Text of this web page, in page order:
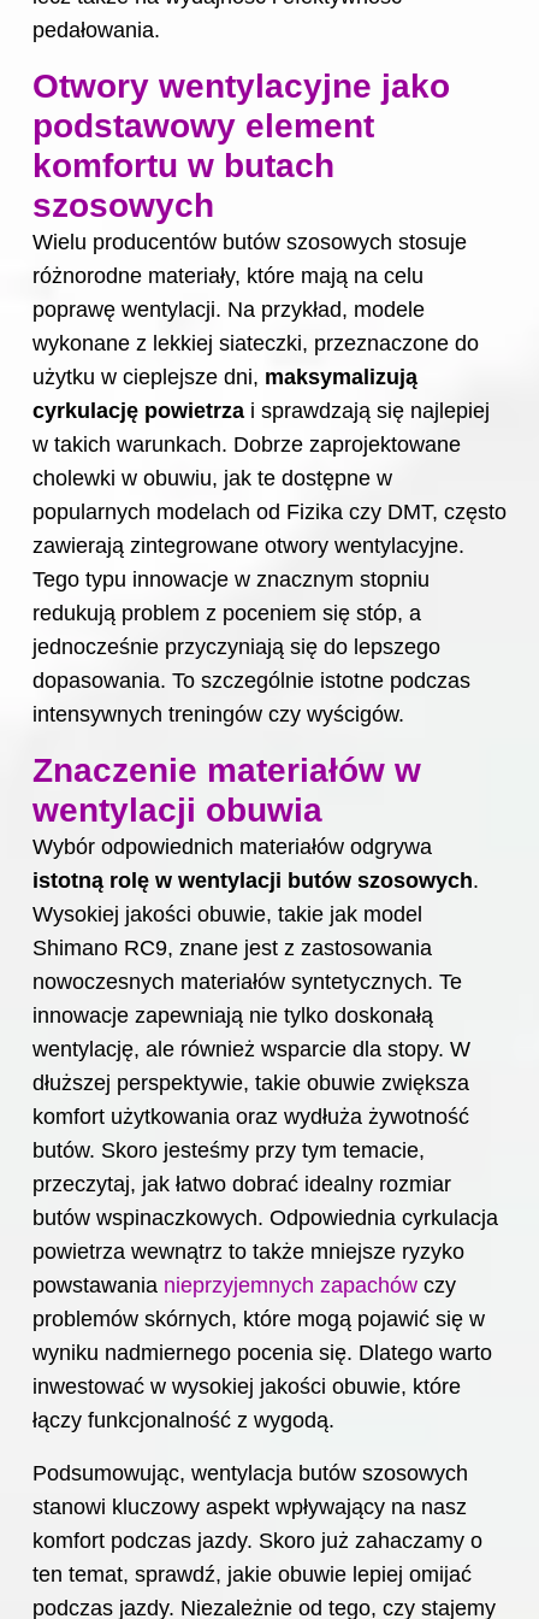
pedałowania.
Otwory wentylacyjne jako
podstawowy element
komfortu w butach
szosowych
Wielu producentów butów szosowych stosuje
różnorodne materiały, które mają na celu
poprawę wentylacji. Na przykład, modele
wykonane z lekkiej siateczki, przeznaczone do
użytku w cieplejsze dni, maksymalizują
cyrkulację powietrza i sprawdzają się najlepiej
w takich warunkach. Dobrze zaprojektowane
cholewki w obuwiu, jak te dostępne w
popularnych modelach od Fizika czy DMT, często
zawierają zintegrowane otwory wentylacyjne.
Tego typu innowacje w znacznym stopniu
redukują problem z poceniem się stóp, a
jednocześnie przyczyniają się do lepszego
dopasowania. To szczególnie istotne podczas
intensywnych treningów czy wyścigów.
Znaczenie materiałów w
wentylacji obuwia
Wybór odpowiednich materiałów odgrywa
istotną rolę w wentylacji butów szosowych.
Wysokiej jakości obuwie, takie jak model
Shimano RC9, znane jest z zastosowania
nowoczesnych materiałów syntetycznych. Te
innowacje zapewniają nie tylko doskonałą
wentylację, ale również wsparcie dla stopy. W
dłuższej perspektywie, takie obuwie zwiększa
komfort użytkowania oraz wydłuża żywotność
butów. Skoro jesteśmy przy tym temacie,
przeczytaj, jak łatwo dobrać idealny rozmiar
butów wspinaczkowych. Odpowiednia cyrkulacja
powietrza wewnątrz to także mniejsze ryzyko
powstawania nieprzyjemnych zapachów czy
problemów skórnych, które mogą pojawić się w
wyniku nadmiernego pocenia się. Dlatego warto
inwestować w wysokiej jakości obuwie, które
łączy funkcjonalność z wygodą.
Podsumowując, wentylacja butów szosowych
stanowi kluczowy aspekt wpływający na nasz
komfort podczas jazdy. Skoro już zahaczamy o
ten temat, sprawdź, jakie obuwie lepiej omijać
podczas jazdy. Niezależnie od tego, czy stajemy